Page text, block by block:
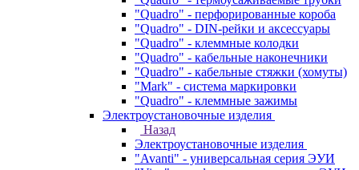
"Quadro" - перфорированные короба
"Quadro" - DIN-рейки и аксессуары
"Quadro" - клеммные колодки
"Quadro" - кабельные наконечники
"Quadro" - кабельные стяжки (хомуты)
"Mark" - система маркировки
"Quadro" - клеммные зажимы
Электроустановочные изделия
Назад
Электроустановочные изделия
"Avanti" - универсальная серия ЭУИ